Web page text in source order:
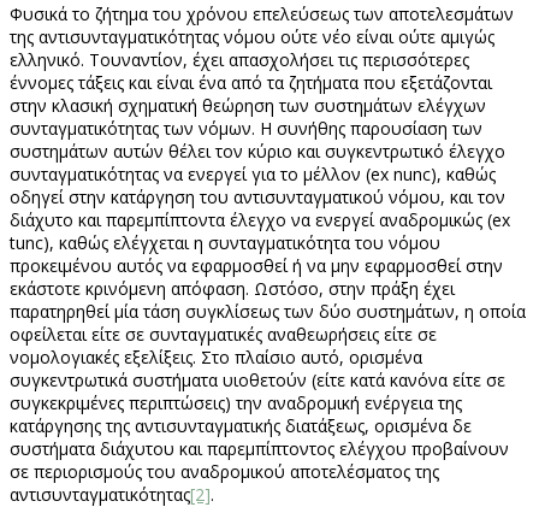
Φυσικά το ζήτημα του χρόνου επελεύσεως των αποτελεσμάτων
της αντισυνταγματικότητας νόμου ούτε νέο είναι ούτε αμιγώς
ελληνικό. Τουναντίον, έχει απασχολήσει τις περισσότερες
έννομες τάξεις και είναι ένα από τα ζητήματα που εξετάζονται
στην κλασική σχηματική θεώρηση των συστημάτων ελέγχων
συνταγματικότητας των νόμων. Η συνήθης παρουσίαση των
συστημάτων αυτών θέλει τον κύριο και συγκεντρωτικό έλεγχο
συνταγματικότητας να ενεργεί για το μέλλον (ex nunc), καθώς
οδηγεί στην κατάργηση του αντισυνταγματικού νόμου, και τον
διάχυτο και παρεμπίπτοντα έλεγχο να ενεργεί αναδρομικώς (ex
tunc), καθώς ελέγχεται η συνταγματικότητα του νόμου
προκειμένου αυτός να εφαρμοσθεί ή να μην εφαρμοσθεί στην
εκάστοτε κρινόμενη απόφαση. Ωστόσο, στην πράξη έχει
παρατηρηθεί μία τάση συγκλίσεως των δύο συστημάτων, η οποία
οφείλεται είτε σε συνταγματικές αναθεωρήσεις είτε σε
νομολογιακές εξελίξεις. Στο πλαίσιο αυτό, ορισμένα
συγκεντρωτικά συστήματα υιοθετούν (είτε κατά κανόνα είτε σε
συγκεκριμένες περιπτώσεις) την αναδρομική ενέργεια της
κατάργησης της αντισυνταγματικής διατάξεως, ορισμένα δε
συστήματα διάχυτου και παρεμπίπτοντος ελέγχου προβαίνουν
σε περιορισμούς του αναδρομικού αποτελέσματος της
αντισυνταγματικότητας[2].